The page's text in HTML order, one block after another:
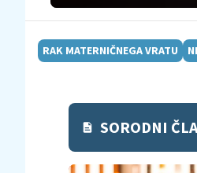
RAK MATERNIČNEGA VRATU
SORODNI